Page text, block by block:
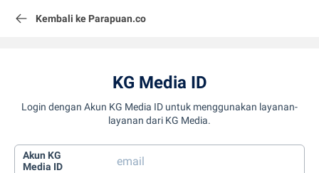
Kembali ke Parapuan.co
KG Media ID
Login dengan Akun KG Media ID untuk menggunakan layanan-
layanan dari KG Media.
Akun KG
Media ID